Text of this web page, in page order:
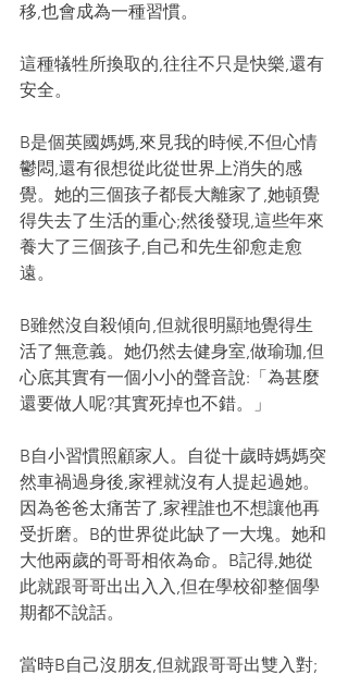
移,也會成為一種習慣。
這種犠牲所換取的,往往不只是快樂,還有
安全。
B是個英國媽媽,來見我的時候,不但心情
鬱悶,還有很想從此從世界上消失的感
覺。她的三個孩子都長大離家了,她頓覺
得失去了生活的重心;然後發現,這些年來
養大了三個孩子,自己和先生卻愈走愈
遠。
B雖然沒自殺傾向,但就很明顯地覺得生
活了無意義。她仍然去健身室,做瑜珈,但
心底其實有一個小小的聲音說:「為甚麼
還要做人呢?其實死掉也不錯。」
B自小習慣照顧家人。自從十歲時媽媽突
然車禍過身後,家裡就沒有人提起過她。
因為爸爸太痛苦了,家裡誰也不想讓他再
受折磨。B的世界從此缺了一大塊。她和
大他兩歲的哥哥相依為命。B記得,她從
此就跟哥哥出出入入,但在學校卻整個學
期都不說話。
當時B自己沒朋友,但就跟哥哥出雙入對;